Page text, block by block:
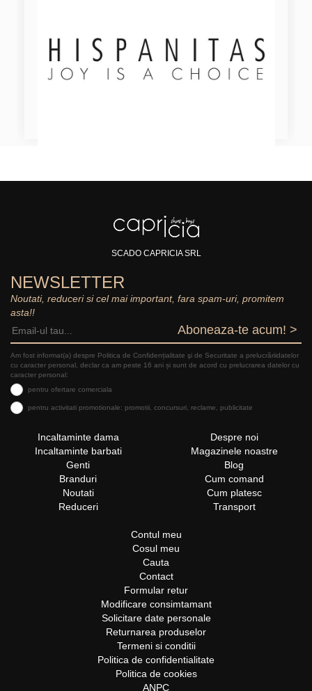
SCADO CAPRICIA SRL
NEWSLETTER
Noutati, reduceri si cel mai important, fara spam-uri, promitem
asta!!
Aboneaza-te acum! >
Am fost informat(a) despre Politica de Confidențialitate şi de Securitate a prelucrăriidatelor
cu caracter personal, declar ca am peste 16 ani și sunt de acord cu prelucrarea datelor cu
caracter personal:
pentru ofertare comerciala
pentru activitati promotionale: promotii, concursuri, reclame, publicitate
Incaltaminte dama
Incaltaminte barbati
Genti
Branduri
Noutati
Reduceri
Despre noi
Magazinele noastre
Blog
Cum comand
Cum platesc
Transport
Contul meu
Cosul meu
Cauta
Contact
Formular retur
Modificare consimtamant
Solicitare date personale
Returnarea produselor
Termeni si conditii
Politica de confidentialitate
Politica de cookies
ANPC